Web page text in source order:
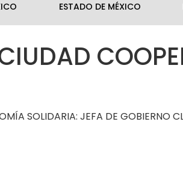
ESTADO DE MÉXICO
SOLIDARIA: JEFA DE GOBIERNO